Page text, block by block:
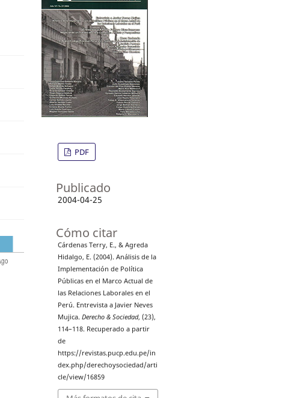
PDF
Publicado
2004-04-25
Cómo citar
Cárdenas Terry, E., & Agreda
Hidalgo, E. (2004). Análisis de la
Implementación de Política
Públicas en el Marco Actual de
las Relaciones Laborales en el
Perú. Entrevista a Javier Neves
Mujica. Derecho & Sociedad, (23),
114–118. Recuperado a partir
de
https://revistas.pucp.edu.pe/in
dex.php/derechoysociedad/arti
cle/view/16859